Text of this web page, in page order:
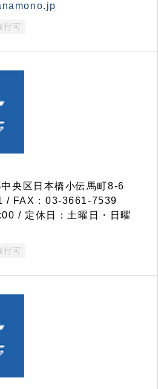
付可
央区日本橋小伝馬町8-6
/ FAX：03-3661-7539
/ 定休日：土曜日・日曜
付可